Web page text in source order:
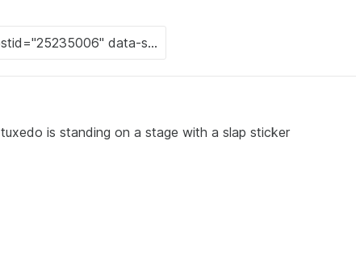
is standing on a stage with a slap sticker